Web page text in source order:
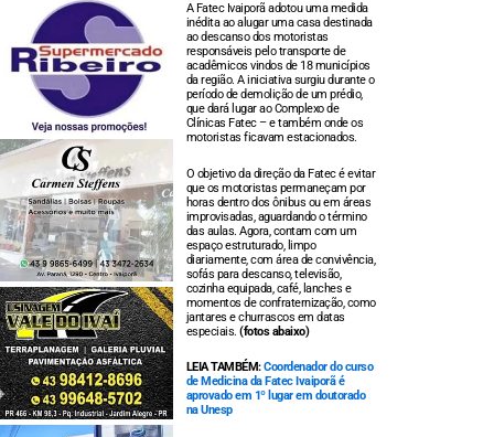
A Fatec Ivaiporã adotou uma medida
inédita ao alugar uma casa destinada
ao descanso dos motoristas
responsáveis pelo transporte de
acadêmicos vindos de 18 municípios
da região. A iniciativa surgiu durante o
período de demolição de um prédio,
que dará lugar ao Complexo de
Clínicas Fatec – e também onde os
motoristas ficavam estacionados.
O objetivo da direção da Fatec é evitar
que os motoristas permaneçam por
horas dentro dos ônibus ou em áreas
improvisadas, aguardando o término
das aulas. Agora, contam com um
espaço estruturado, limpo
diariamente, com área de convivência,
sofás para descanso, televisão,
cozinha equipada, café, lanches e
momentos de confraternização, como
jantares e churrascos em datas
especiais.(fotos abaixo)
LEIA TAMBÉM:Coordenador do curso
de Medicina da Fatec Ivaiporã é
aprovado em 1º lugar em doutorado
na Unesp